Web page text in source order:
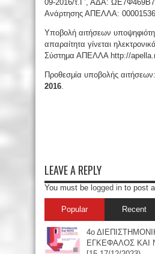
09-2016/τ.Γ’, ΑΔΑ:
Ανάρτησης ΑΠΕΛΛΑ:
Υποβολή αιτήσεων
απαραίτητα γίνεται
Σύστημα ΑΠΕΛΛΑ http://
Προθεσμία υποβολής
2016
LEAVE A REPLY
You must be logged in to post
Popular Recent
4ο
ΕΓΚΕΦΑΛΟΣ ΚΑΙ